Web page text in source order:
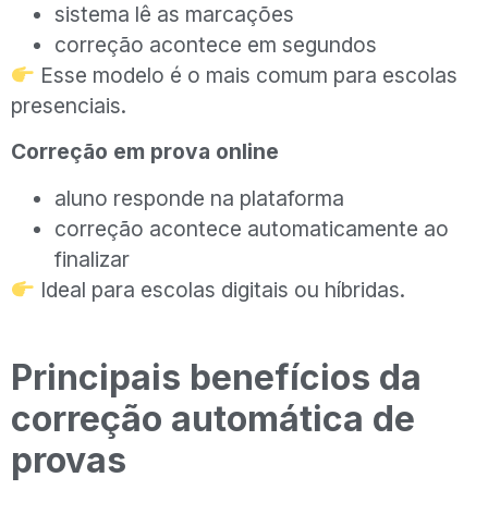
sistema lê as marcações
correção acontece em segundos
Esse modelo é o mais comum para escolas
presenciais.
Correção em prova online
aluno responde na plataforma
correção acontece automaticamente ao
finalizar
Ideal para escolas digitais ou híbridas.
Principais benefícios da
correção automática de
provas